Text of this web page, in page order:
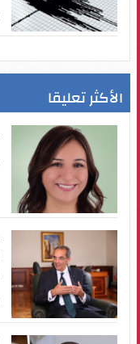
الأكثر تعليقا